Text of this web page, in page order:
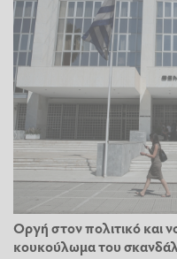
Οργή στον πολιτικό και
κουκούλωμα του